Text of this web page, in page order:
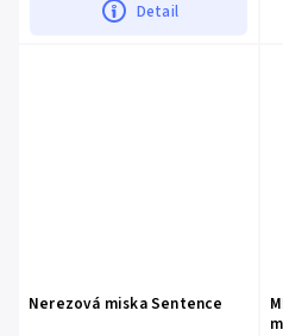
Detail
Nerezová miska Sentence